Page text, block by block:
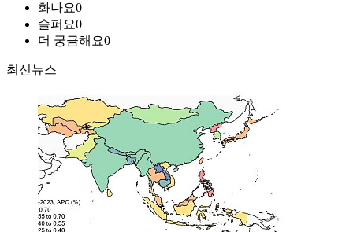
화나요0
슬퍼요0
더 궁금해요0
최신뉴스